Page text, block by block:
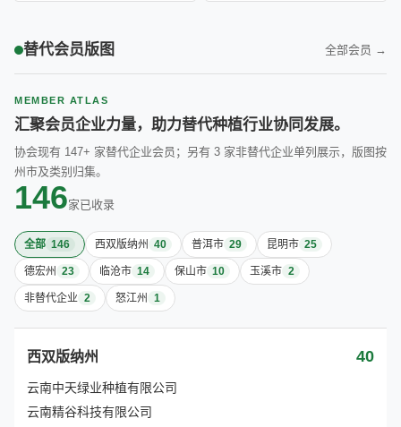
替代会员版图 全部会员 →
MEMBER ATLAS
汇聚会员企业力量，助力替代种植行业协同发展。
协会现有 147+ 家替代企业会员；另有 3 家非替代企业单列展示，版图按
州市及类别归集。
146家已收录
全部 146 西双版纳州 40 普洱市 29 昆明市 25
德宏州 23 临沧市 14 保山市 10 玉溪市 2
非替代企业 2 怒江州 1
西双版纳州 40
云南中天绿业种植有限公司
云南精谷科技有限公司